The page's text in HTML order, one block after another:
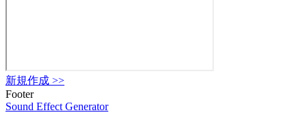
新規作成 >>
Footer
Sound Effect Generator